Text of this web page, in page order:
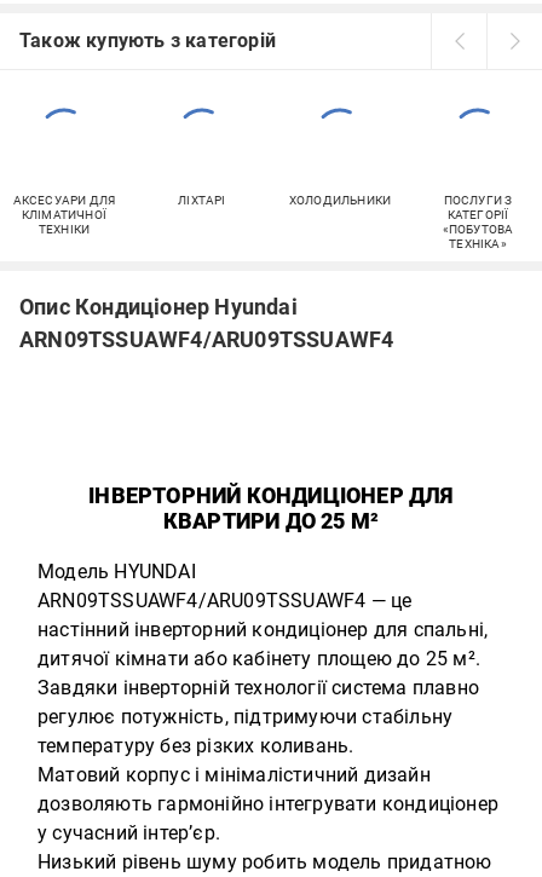
Також купують з категорій
АКСЕСУАРИ ДЛЯ
КЛІМАТИЧНОЇ
ТЕХНІКИ
ЛІХТАРІ ХОЛОДИЛЬНИКИ
ПОСЛУГИ З
КАТЕГОРІЇ
«ПОБУТОВА
ТЕХНІКА»
Опис Кондиціонер Hyundai
ARN09TSSUAWF4/ARU09TSSUAWF4
ІНВЕРТОРНИЙ КОНДИЦІОНЕР ДЛЯ
КВАРТИРИ ДО 25 М²
Модель HYUNDAI
ARN09TSSUAWF4/ARU09TSSUAWF4 — це
настінний інверторний кондиціонер для спальні,
дитячої кімнати або кабінету площею до 25 м².
Завдяки інверторній технології система плавно
регулює потужність, підтримуючи стабільну
температуру без різких коливань.
Матовий корпус і мінімалістичний дизайн
дозволяють гармонійно інтегрувати кондиціонер
у сучасний інтер’єр.
Низький рівень шуму робить модель придатною